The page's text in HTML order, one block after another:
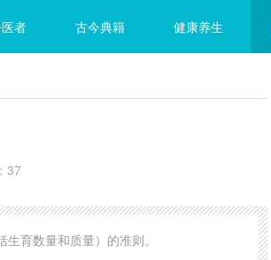
者 古今典籍 健康养生
37
育数量和质量）的准则。